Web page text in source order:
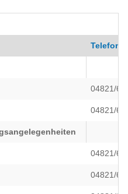
Telefon
04821/
04821/69
04821/69
04821/69